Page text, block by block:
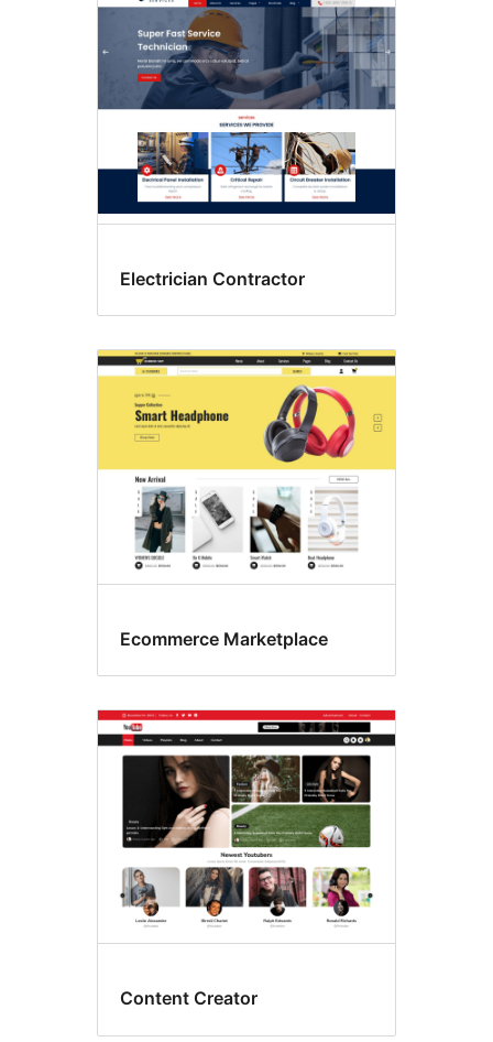
Electrician Contractor
Ecommerce Marketplace
Content Creator